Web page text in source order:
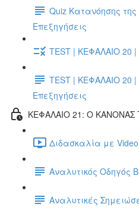
Quiz Κατανόησης
Επεξηγήσεις
TEST | ΚΕΦΑΛΑΙΟ 20 |
TEST | ΚΕΦΑΛΑΙΟ 20 |
Επεξηγήσεις
ΚΕΦΑΛΑΙΟ 21: Ο ΚΑΝΟΝΑΣ
Διδασκαλία με
Αναλυτικός Οδηγός
Αναλυτικές